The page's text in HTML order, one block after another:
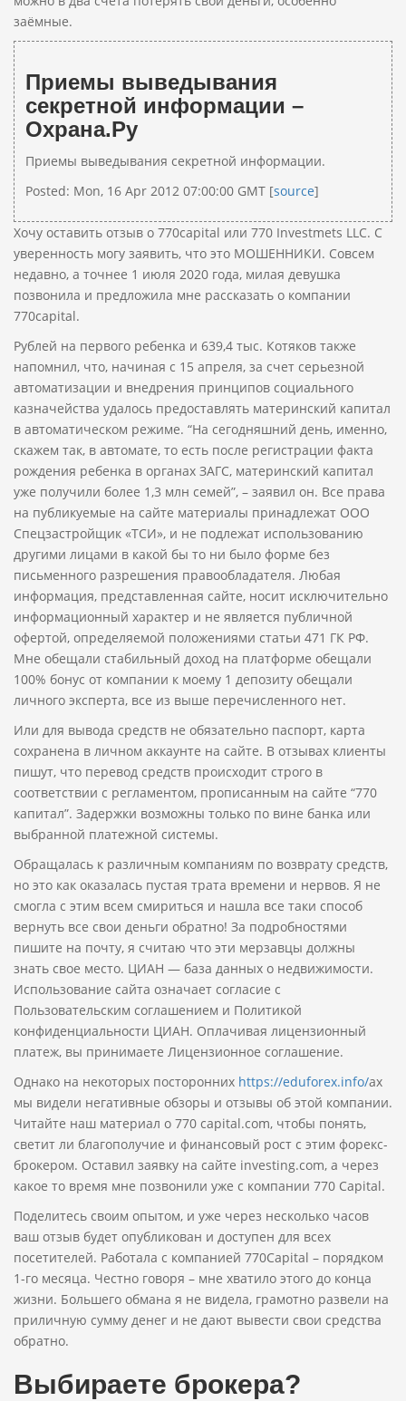
заёмные.
Приемы выведывания
секретной информации –
Охрана.Ру
Приемы выведывания секретной информации.
Posted: Mon, 16 Apr 2012 07:00:00 GMT [source]
Хочу оставить отзыв о 770capital или 770 Investmets LLC. С
уверенность могу заявить, что это МОШЕННИКИ. Совсем
недавно, а точнее 1 июля 2020 года, милая девушка
позвонила и предложила мне рассказать о компании
770capital.
Рублей на первого ребенка и 639,4 тыс. Котяков также
напомнил, что, начиная с 15 апреля, за счет серьезной
автоматизации и внедрения принципов социального
казначейства удалось предоставлять материнский капитал
в автоматическом режиме. “На сегодняшний день, именно,
скажем так, в автомате, то есть после регистрации факта
рождения ребенка в органах ЗАГС, материнский капитал
уже получили более 1,3 млн семей”, – заявил он. Все права
на публикуемые на сайте материалы принадлежат ООО
Спецзастройщик «ТСИ», и не подлежат использованию
другими лицами в какой бы то ни было форме без
письменного разрешения правообладателя. Любая
информация, представленная сайте, носит исключительно
информационный характер и не является публичной
офертой, определяемой положениями статьи 471 ГК РФ.
Мне обещали стабильный доход на платформе обещали
100% бонус от компании к моему 1 депозиту обещали
личного эксперта, все из выше перечисленного нет.
Или для вывода средств не обязательно паспорт, карта
сохранена в личном аккаунте на сайте. В отзывах клиенты
пишут, что перевод средств происходит строго в
соответствии с регламентом, прописанным на сайте “770
капитал”. Задержки возможны только по вине банка или
выбранной платежной системы.
Обращалась к различным компаниям по возврату средств,
но это как оказалась пустая трата времени и нервов. Я не
смогла с этим всем смириться и нашла все таки способ
вернуть все свои деньги обратно! За подробностями
пишите на почту, я считаю что эти мерзавцы должны
знать свое место. ЦИАН — база данных о недвижимости.
Использование сайта означает согласие с
Пользовательским соглашением и Политикой
конфиденциальности ЦИАН. Оплачивая лицензионный
платеж, вы принимаете Лицензионное соглашение.
Однако на некоторых посторонних https://eduforex.info/ах
мы видели негативные обзоры и отзывы об этой компании.
Читайте наш материал о 770 capital.com, чтобы понять,
светит ли благополучие и финансовый рост с этим форекс-
брокером. Оставил заявку на сайте investing.com, а через
какое то время мне позвонили уже с компании 770 Capital.
Поделитесь своим опытом, и уже через несколько часов
ваш отзыв будет опубликован и доступен для всех
посетителей. Работала с компанией 770Capital – порядком
1-го месяца. Честно говоря – мне хватило этого до конца
жизни. Большего обмана я не видела, грамотно развели на
приличную сумму денег и не дают вывести свои средства
обратно.
Выбираете брокера?